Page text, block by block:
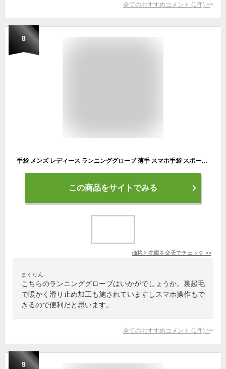
全てのおすすめコメント (1 件) >
8
手袋 メンズ レディース ランニンググローブ 薄手 スマホ手袋 スポーツグローブ 防寒手袋 アウトドアグローブ サイクリンググローブ 裏起毛 滑り止め加工 耐磨耗 フィット感 通勤通学 自転車 春秋冬用
この商品をサイトでみる
価格と在庫を楽天でチェック >>
まくりん
こちらのランニンググローブはいかがでしょうか。裏起毛
で暖かく滑り止め加工も施されていますしスマホ操作もで
きるので便利だと思います。
全てのおすすめコメント (1 件) >
9